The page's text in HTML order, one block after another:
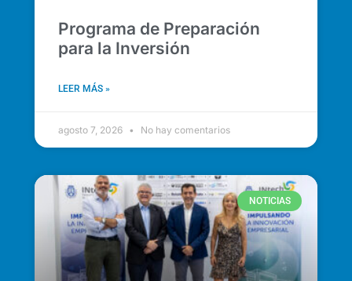
Programa de Preparación
para la Inversión
LEER MÁS »
agosto 7, 2026 No hay comentarios
NOTICIAS